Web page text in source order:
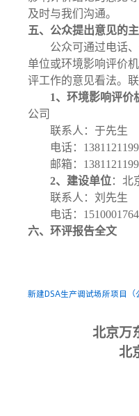
及时与我们沟通。
五、公众提出意见的
公众可通过电话
单位或环境影响评价
评工作的意见看法。联
1、环境影响评价
公司
联系人： 于先生
电话：
邮箱：
2、建设单位： 北
联系人： 刘先生
电话：
六、 环评报告全文
新建DSA生产调试场所项目
北京万
北